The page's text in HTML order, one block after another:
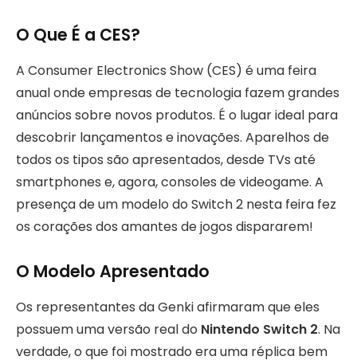
O Que É a CES?
A Consumer Electronics Show (CES) é uma feira
anual onde empresas de tecnologia fazem grandes
anúncios sobre novos produtos. É o lugar ideal para
descobrir lançamentos e inovações. Aparelhos de
todos os tipos são apresentados, desde TVs até
smartphones e, agora, consoles de videogame. A
presença de um modelo do Switch 2 nesta feira fez
os corações dos amantes de jogos dispararem!
O Modelo Apresentado
Os representantes da Genki afirmaram que eles
possuem uma versão real do Nintendo Switch 2. Na
verdade, o que foi mostrado era uma réplica bem